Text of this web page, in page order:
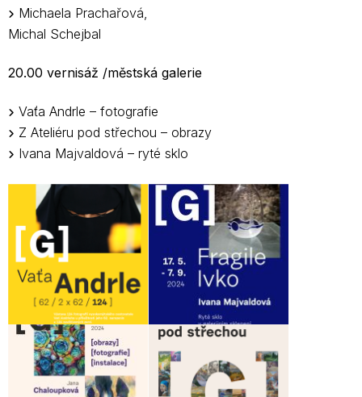
Michaela Prachařová,
Michal Schejbal
20.00 vernisáž /městská galerie
Vaťa Andrle – fotografie
Z Ateliéru pod střechou – obrazy
Ivana Majvaldová – ryté sklo